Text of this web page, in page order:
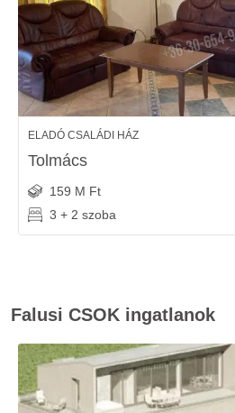
ELADÓ CSALÁDI HÁZ
Tolmács
159 M Ft
3 + 2 szoba
Falusi CSOK ingatlanok